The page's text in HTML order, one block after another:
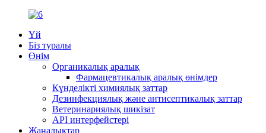
Үй
Біз туралы
Өнім
Органикалық аралық
Фармацевтикалық аралық өнімдер
Күнделікті химиялық заттар
Дезинфекциялық және антисептикалық заттар
Ветеринариялық шикізат
API интерфейстері
Жаңалықтар